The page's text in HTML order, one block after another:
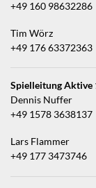
+49 160 98632286
Tim Wörz
+49 176 63372363
Spielleitung Aktive
Dennis Nuffer
+49 1578 3638137
Lars Flammer
+49 177 3473746